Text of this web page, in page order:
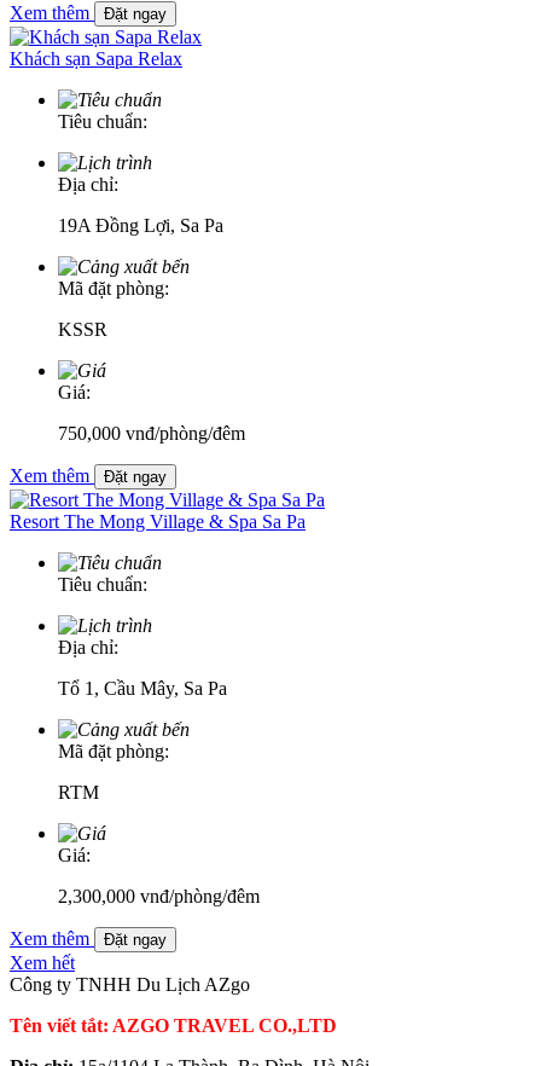
Xem thêm Đặt ngay
Khách sạn Sapa Relax
Tiêu chuẩn:
Địa chỉ:
19A Đồng Lợi, Sa Pa
Mã đặt phòng:
KSSR
Giá:
750,000 vnđ/phòng/đêm
Xem thêm Đặt ngay
Resort The Mong Village & Spa Sa Pa
Tiêu chuẩn:
Địa chỉ:
Tổ 1, Cầu Mây, Sa Pa
Mã đặt phòng:
RTM
Giá:
2,300,000 vnđ/phòng/đêm
Xem thêm Đặt ngay
Xem hết
Công ty TNHH Du Lịch AZgo
Tên viết tắt: AZGO TRAVEL CO.,LTD